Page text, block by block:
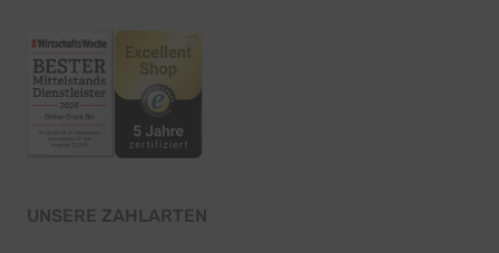
UNSERE ZAHLARTEN